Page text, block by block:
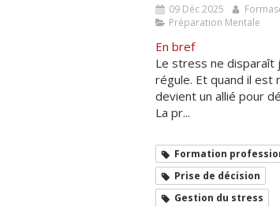
09 Déc 2025
Préparation Mentale
En bref
Le stress ne disparaît
régule. Et quand il est
devient un allié pour
La pr...
Formation
Prise de décision
Gestion du stress